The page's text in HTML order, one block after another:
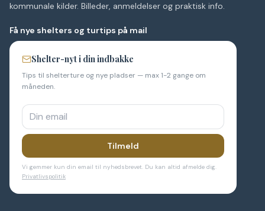
kommunale kilder. Billeder, anmeldelser og praktisk info.
Få nye shelters og turtips på mail
Shelter-nyt i din indbakke
Tips til shelterture og nye pladser — max 1-2 gange om
måneden.
Tilmeld
Vi gemmer kun din email til nyhedsbrevet. Du kan altid afmelde dig.
Privatlivspolitik